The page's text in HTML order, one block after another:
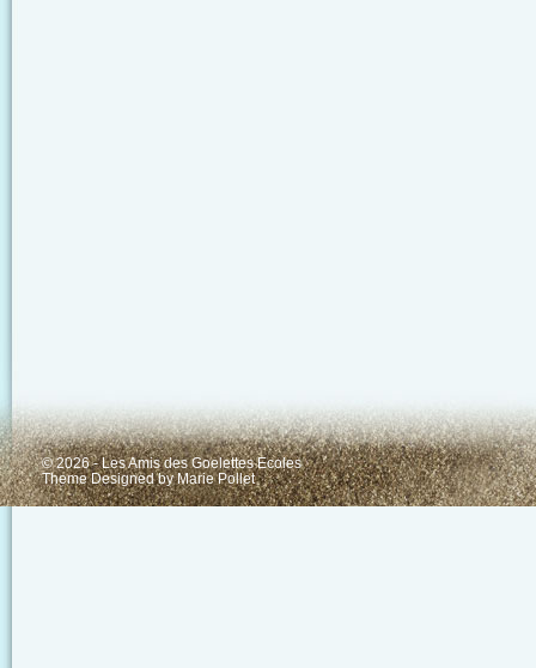
© 2026 - Les Amis des Goelettes Ecoles
Theme Designed byMarie Pollet